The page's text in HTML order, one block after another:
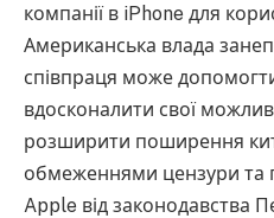
компанії в iPhone для
Американська влада
співпраця може
вдосконалити свої
розширити поширення
обмеженнями цензури та
Apple від законодавства